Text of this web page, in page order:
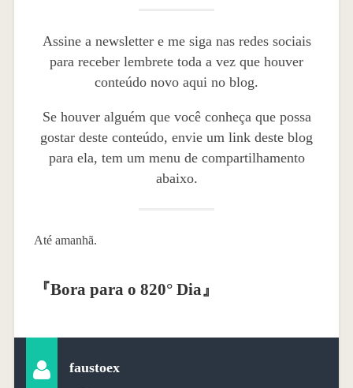
Assine a newsletter e me siga nas redes sociais
para receber lembrete toda a vez que houver
conteúdo novo aqui no blog.
Se houver alguém que você conheça que possa
gostar deste conteúdo, envie um link deste blog
para ela, tem um menu de compartilhamento
abaixo.
Até amanhã.
『Bora para o 820° Dia』
faustoex